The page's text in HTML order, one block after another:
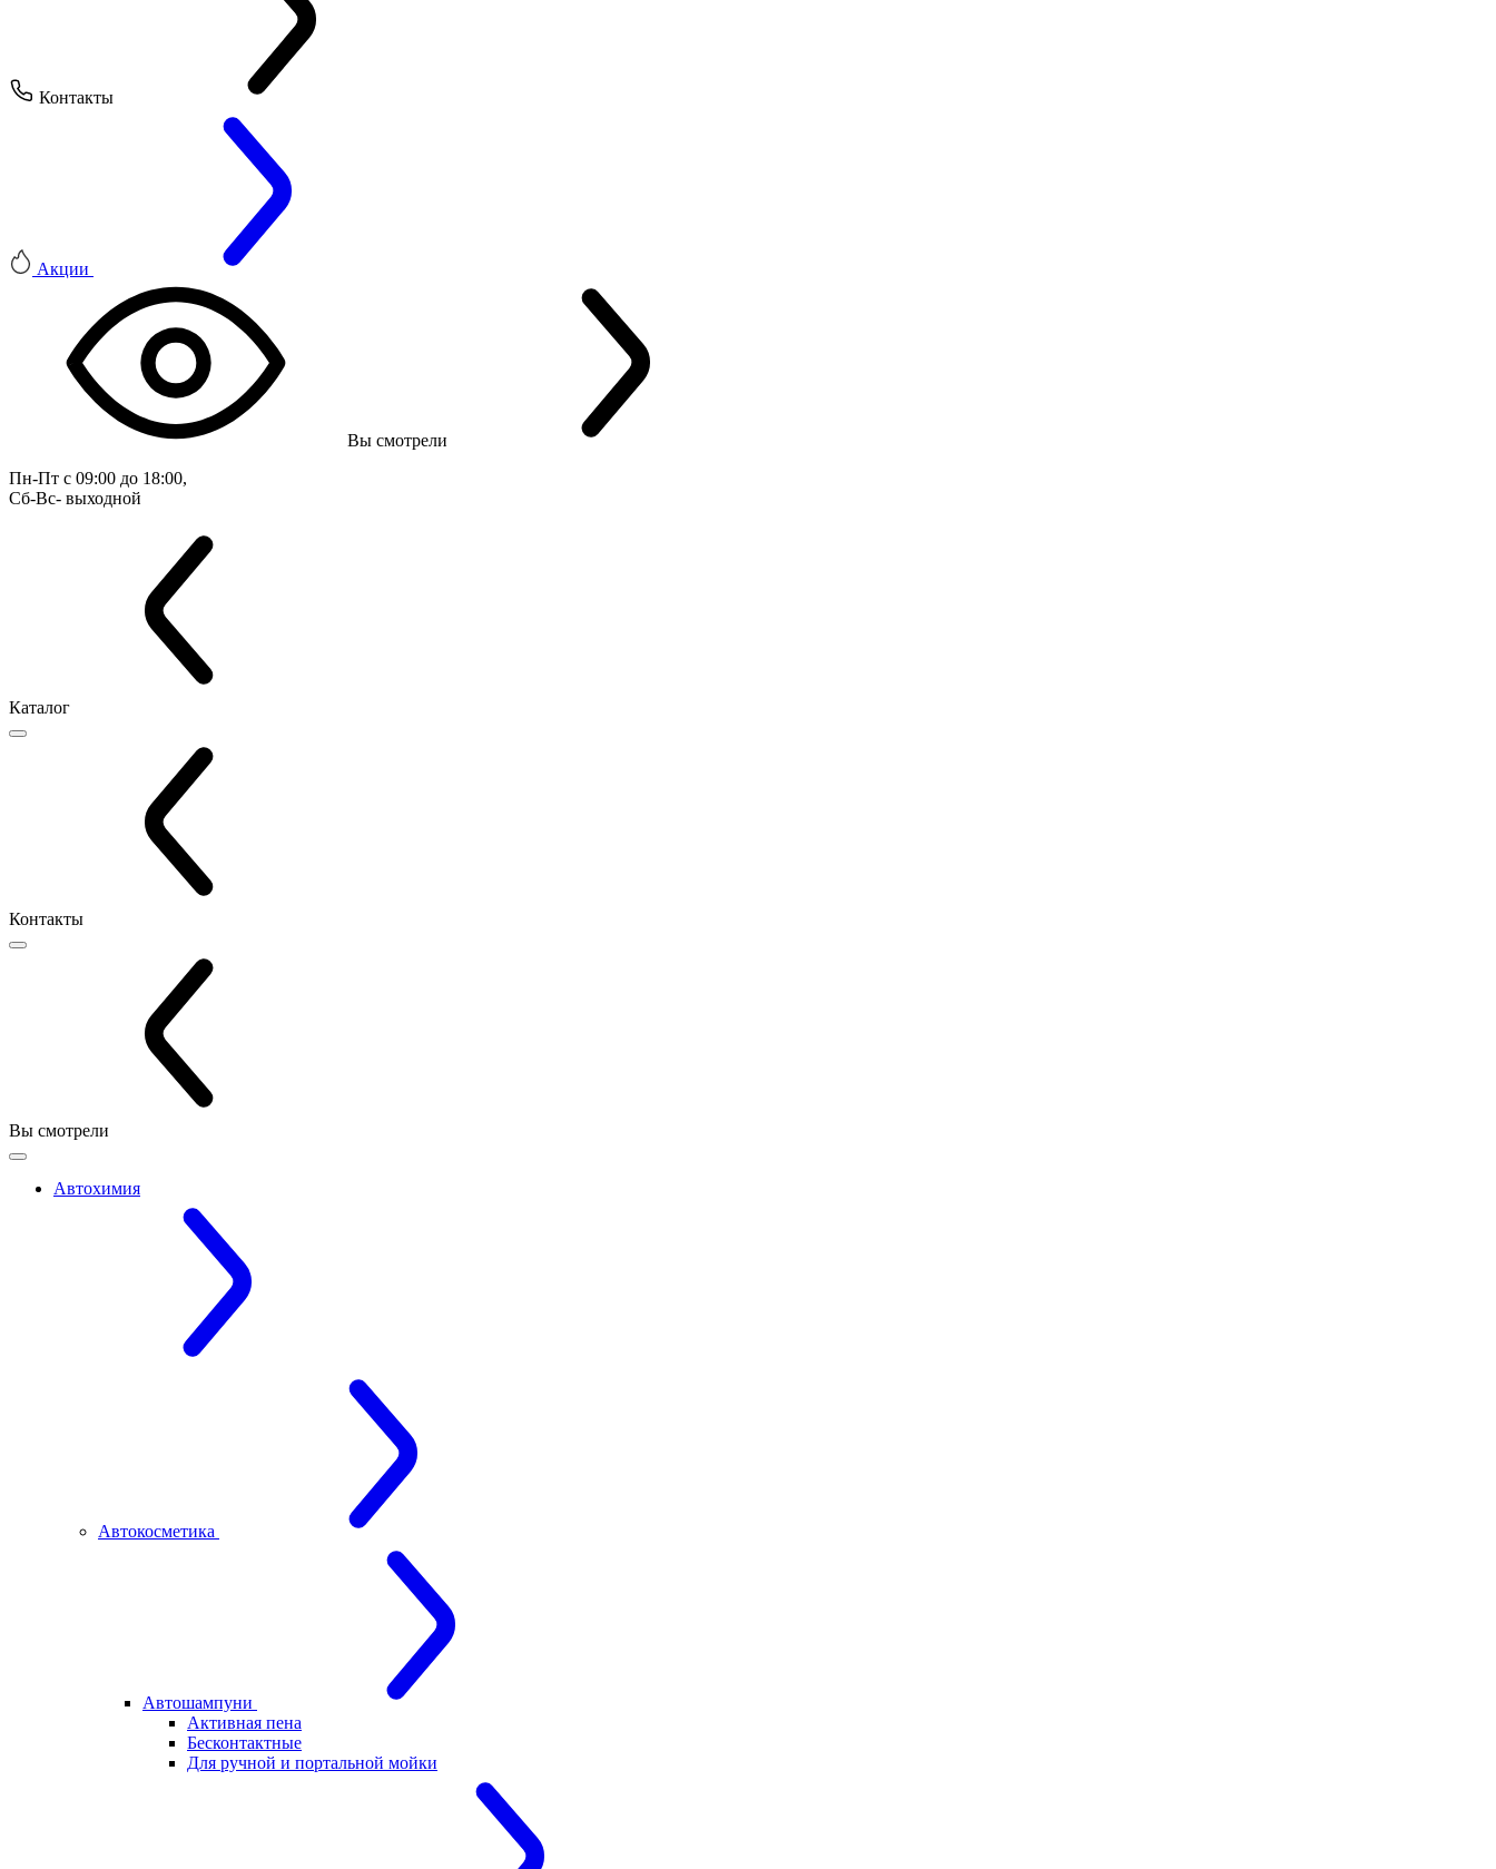
Контакты
Акции
Вы смотрели
Пн-Пт с 09:00 до 18:00,
Сб-Вс- выходной
Каталог
Контакты
Вы смотрели
Автохимия
Автокосметика
Автошампуни
Активная пена
Бесконтактные
Для ручной и портальной мойки